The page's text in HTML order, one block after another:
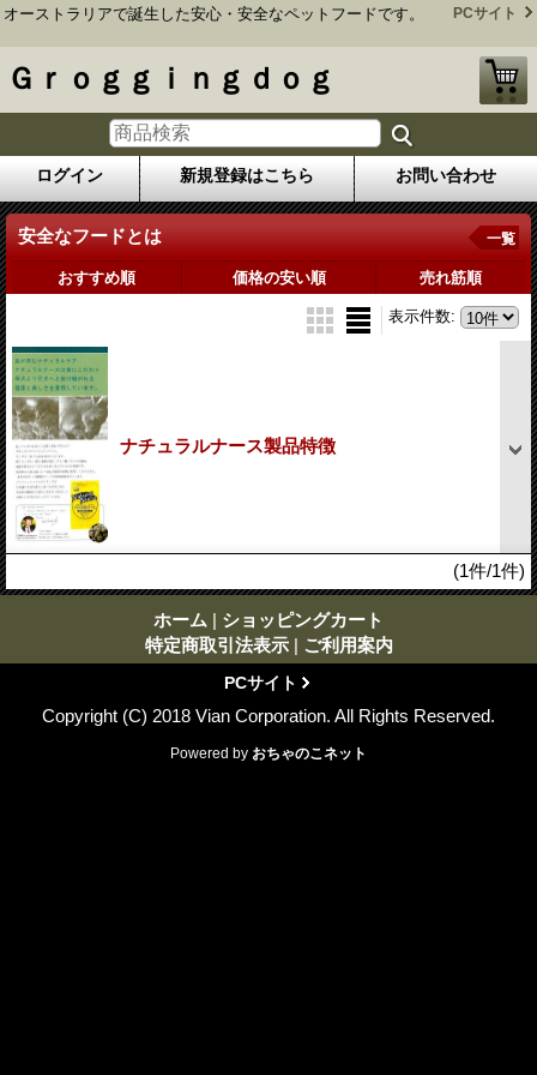
オーストラリアで誕生した安心・安全なペットフードです。 PCサイト
Ｇｒｏｇｇｉｎｇｄｏｇ
ログイン 新規登録はこちら お問い合わせ
安全なフードとは 一覧
おすすめ順 価格の安い順 売れ筋順
表示件数:
ナチュラルナース製品特徴
(1件/1件)
ホーム | ショッピングカート
特定商取引法表示 | ご利用案内
PCサイト
Copyright (C) 2018 Vian Corporation. All Rights Reserved.
Powered by おちゃのこネット